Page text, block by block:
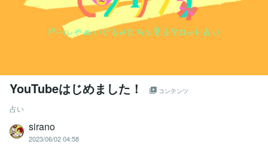
YouTubeはじめました！ コンテンツ
占い
sirano
2023/06/02 04:58